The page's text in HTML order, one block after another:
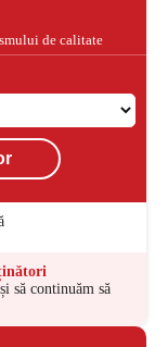
de calitate
să continuăm să